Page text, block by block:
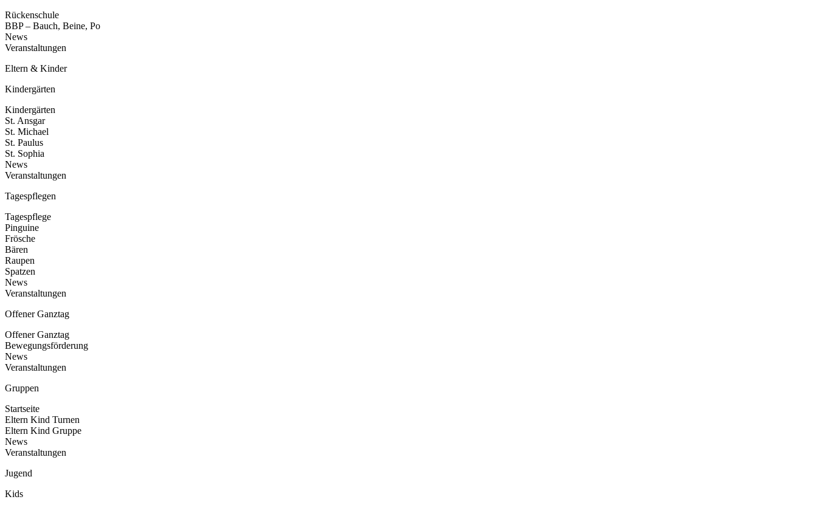
Rückenschule
BBP – Bauch, Beine, Po
News
Veranstaltungen
Eltern & Kinder
Kindergärten
Kindergärten
St. Ansgar
St. Michael
St. Paulus
St. Sophia
News
Veranstaltungen
Tagespflegen
Tagespflege
Pinguine
Frösche
Bären
Raupen
Spatzen
News
Veranstaltungen
Offener Ganztag
Offener Ganztag
Bewegungsförderung
News
Veranstaltungen
Gruppen
Startseite
Eltern Kind Turnen
Eltern Kind Gruppe
News
Veranstaltungen
Jugend
Kids